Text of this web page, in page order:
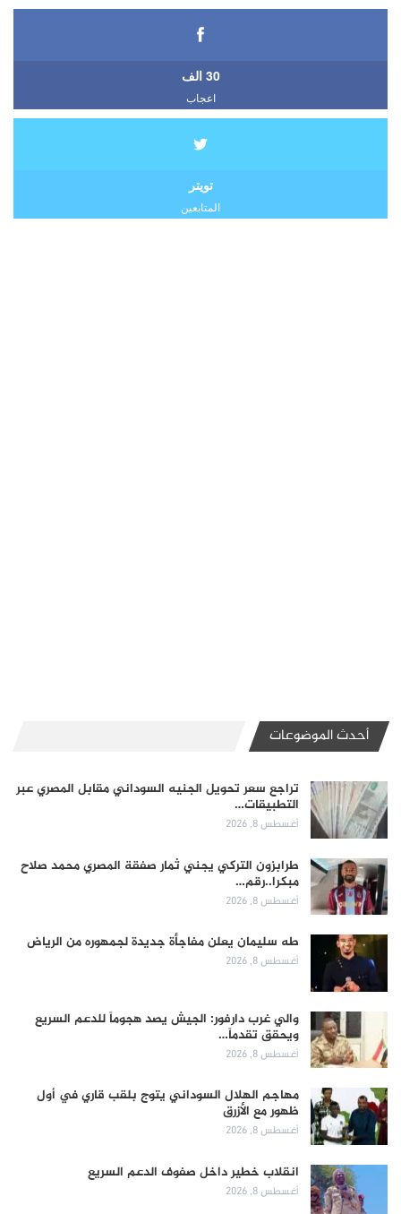
30 الف
اعجاب
تويتر
المتابعين
أحدث الموضوعات
تراجع سعر تحويل الجنيه السوداني مقابل المصري عبر
التطبيقات…
أغسطس 8, 2026
طرابزون التركي يجني ثمار صفقة المصري محمد صلاح
مبكرا..رقم…
أغسطس 8, 2026
طه سليمان يعلن مفاجأة جديدة لجمهوره من الرياض
أغسطس 8, 2026
والي غرب دارفور: الجيش يصد هجوماً للدعم السريع
ويحقق تقدماً…
أغسطس 8, 2026
مهاجم الهلال السوداني يتوج بلقب قاري في أول
ظهور مع الأزرق
أغسطس 8, 2026
انقلاب خطير داخل صفوف الدعم السريع
أغسطس 8, 2026